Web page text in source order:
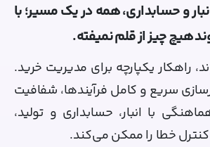
و حسابداری، همه در یک مسیر؛ با
هیچ چیز از قلم نمیفته.
راهکار یکپارچه برای مدیریت خرید.
سریع و کامل فرآیندها، شفافیت
با انبار، حسابداری و تولید،
کنترل خطا را ممکن می‌کند.